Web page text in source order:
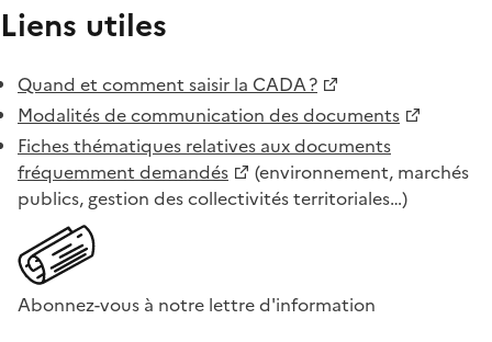
Liens utiles
Quand et comment saisir la CADA ?
Modalités de communication des documents
Fiches thématiques relatives aux documents
fréquemment demandés
(environnement, marchés
publics, gestion des collectivités territoriales…)
Abonnez-vous à notre lettre d'information